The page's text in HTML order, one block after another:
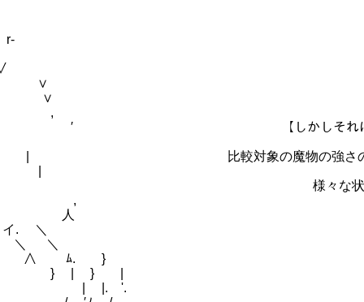
∨
∨
―./ ,
しかしそれはあくまで最初に遭
象の魔物の強さの大半は基礎
. |
駆使する搦手部分に依
,
人
＼
＼
ﾑ. }
} |
'.